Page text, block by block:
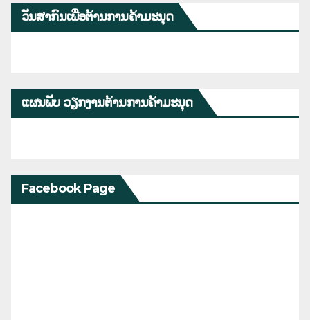
ວັນສາກົນເພື່ອຕ້ານການຄ້າມະນຸດ
ແຜນພັບ ວຽກງານຕ້ານການຄ້າມະນຸດ
Facebook Page